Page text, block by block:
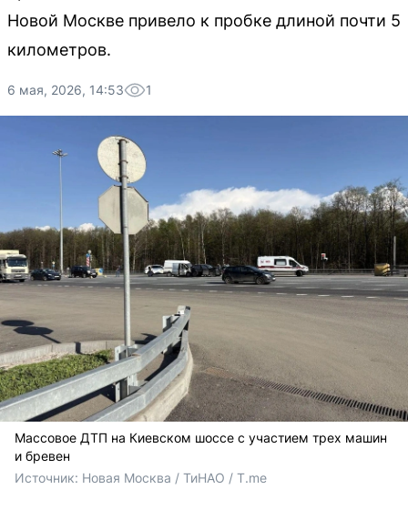
Новой Москве привело к пробке длиной почти 5
километров.
6 мая, 2026, 14:53 1
Массовое ДТП на Киевском шоссе с участием трех машин
и бревен
Источник: Новая Москва / ТиНАО / T.me